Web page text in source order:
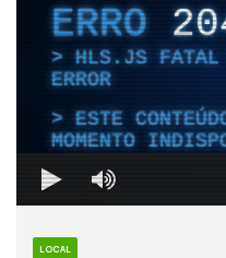
ERRO
HLS.JS FATAL
ERROR
ESTE
MOMENTO
LOCAL